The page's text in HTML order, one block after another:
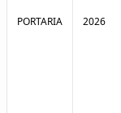
PORTARIA 2026